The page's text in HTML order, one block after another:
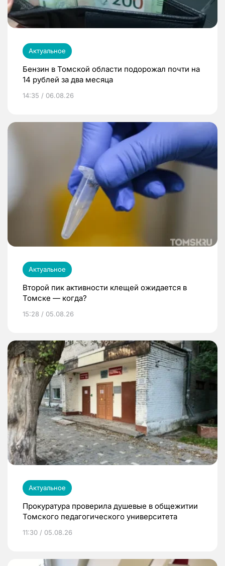
Актуальное
Бензин в Томской области подорожал почти на
14 рублей за два месяца
14:35 / 06.08.26
Актуальное
Второй пик активности клещей ожидается в
Томске — когда?
15:28 / 05.08.26
Актуальное
Прокуратура проверила душевые в общежитии
Томского педагогического университета
11:30 / 05.08.26